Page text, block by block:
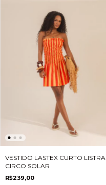
VESTIDO LASTEX CURTO LISTRA
CIRCO SOLAR
R$239,00